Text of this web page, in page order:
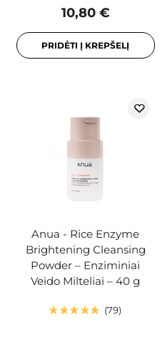
10,80 €
PRIDĖTI Į KREPŠELĮ
Anua - Rice Enzyme
Brightening Cleansing
Powder – Enziminiai
Veido Milteliai – 40 g
79